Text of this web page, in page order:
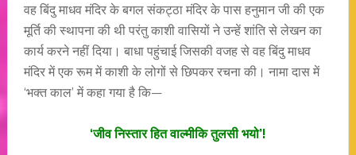
वह बिंदु माधव मंदिर के बगल संकट्ठा मंदिर के पास हनुमान जी की एक
मूर्ति की स्थापना की थी परंतु काशी वासियों ने उन्हें शांति से लेखन का
कार्य करने नहीं दिया। बाधा पहुंचाई जिसकी वजह से वह बिंदु माधव
मंदिर में एक रूम में काशी के लोगों से छिपकर रचना की। नामा दास में
‘भक्त काल’ में कहा गया है कि—
‘जीव निस्तार हित वाल्मीकि तुलसी भयो’!